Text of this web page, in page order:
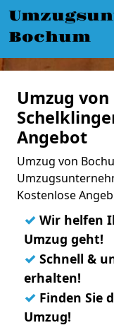
Bochum
Umzug
Angebot
Umzug von
Kostenlose
✓ Wir helfen
Umzug geht!
✓ Schnell &
erhalten!
✓ Finden Sie
Umzug!